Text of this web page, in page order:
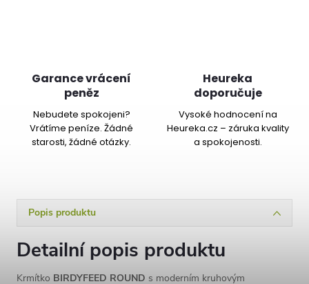
Garance vrácení
peněz
Nebudete spokojeni?
Vrátíme peníze. Žádné
starosti, žádné otázky.
Heureka
doporučuje
Vysoké hodnocení na
Heureka.cz – záruka kvality
a spokojenosti.
Popis produktu
Detailní popis produktu
Krmítko BIRDYFEED ROUND s moderním kruhovým